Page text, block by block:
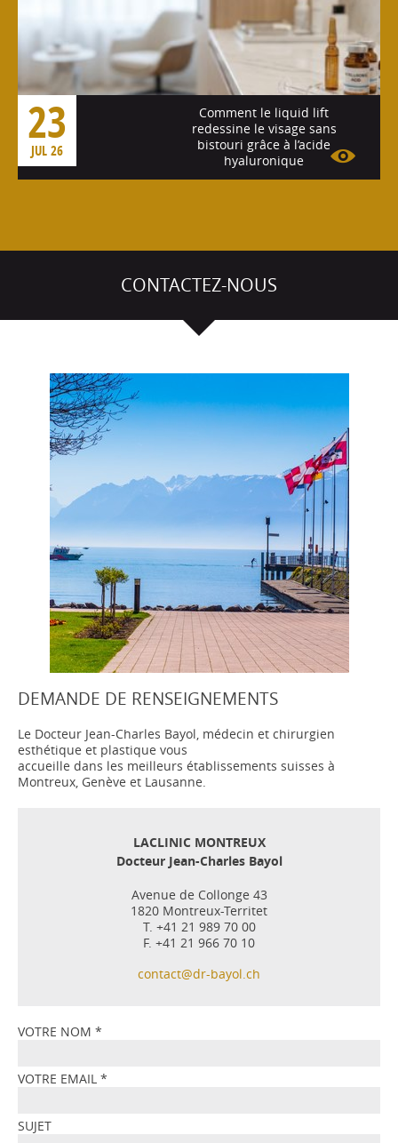
23
JUL 26
Comment le liquid lift
redessine le visage sans
bistouri grâce à l’acide
hyaluronique
CONTACTEZ-NOUS
DEMANDE DE RENSEIGNEMENTS
Le Docteur Jean-Charles Bayol, médecin et chirurgien
esthétique et plastique vous
accueille dans les meilleurs établissements suisses à
Montreux, Genève et Lausanne.
LACLINIC MONTREUX
Docteur Jean-Charles Bayol
Avenue de Collonge 43
1820 Montreux-Territet
T. +41 21 989 70 00
F. +41 21 966 70 10
contact@dr-bayol.ch
VOTRE NOM *
VOTRE EMAIL *
SUJET